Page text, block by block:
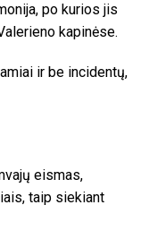
po kurios jis
kapinėse.
ir be incidentų,
eismas,
taip siekiant